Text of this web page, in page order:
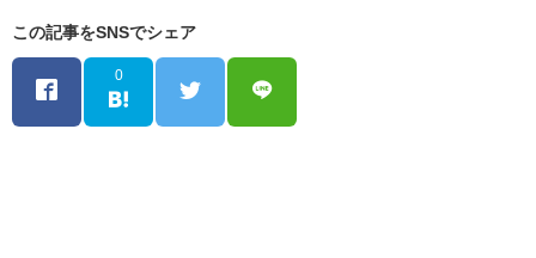
この記事をSNSでシェア
0